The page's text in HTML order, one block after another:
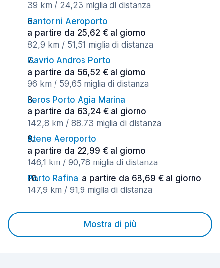
39 km / 24,23 miglia di distanza
Santorini Aeroporto
a partire da 25,62 € al giorno
82,9 km / 51,51 miglia di distanza
Gavrio Andros Porto
a partire da 56,52 € al giorno
96 km / 59,65 miglia di distanza
Leros Porto Agia Marina
a partire da 63,24 € al giorno
142,8 km / 88,73 miglia di distanza
Atene Aeroporto
a partire da 22,99 € al giorno
146,1 km / 90,78 miglia di distanza
Porto Rafina a partire da 68,69 € al giorno
147,9 km / 91,9 miglia di distanza
Mostra di più